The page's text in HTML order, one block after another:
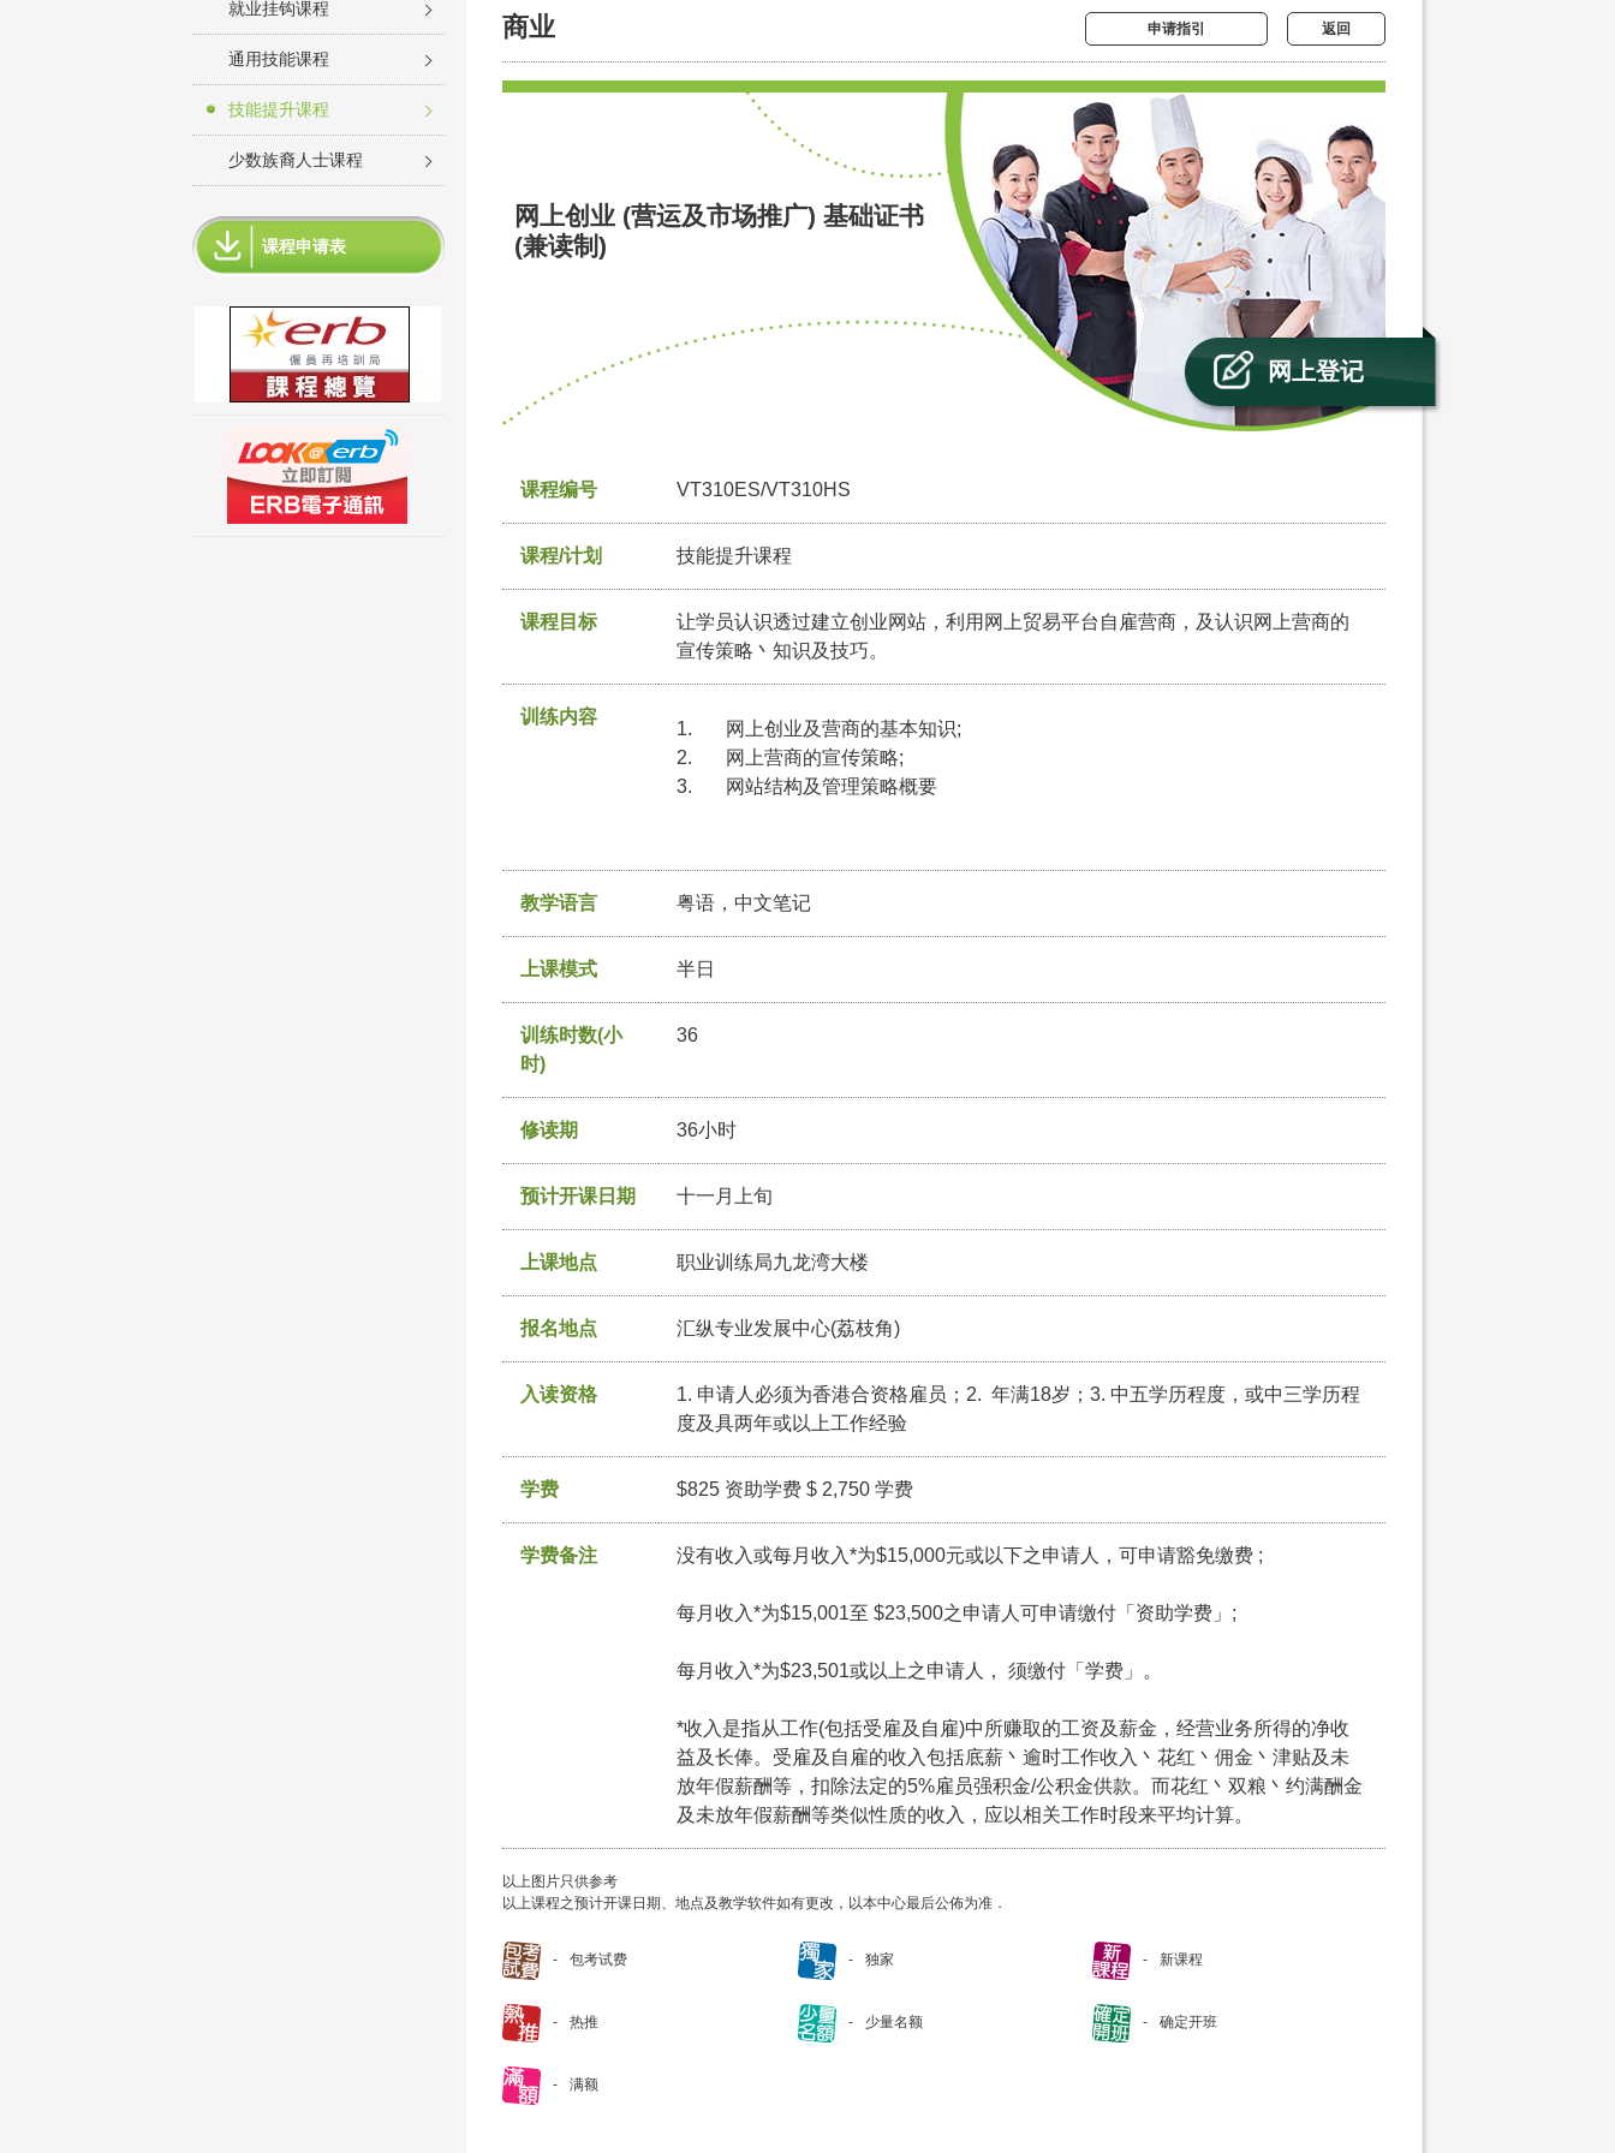
就业挂钩课程
通用技能课程
技能提升课程
少数族裔人士课程
课程申请表
商业 申请指引 返回
网上创业 (营运及市场推广) 基础证书
(兼读制)
网上登记
课程编号 VT310ES/VT310HS
课程/计划 技能提升课程
课程目标
让学员认识透过建立创业网站，利用网上贸易平台自雇营商，及认识网上营商的
宣传策略丶知识及技巧。
训练内容
1. 网上创业及营商的基本知识;
2. 网上营商的宣传策略;
3. 网站结构及管理策略概要
教学语言 粤语，中文笔记
上课模式 半日
训练时数(小
时)
36
修读期 36小时
预计开课日期 十一月上旬
上课地点 职业训练局九龙湾大楼
报名地点 汇纵专业发展中心(荔枝角)
入读资格
1. 申请人必须为香港合资格雇员；2. 年满18岁；3. 中五学历程度，或中三学历程
度及具两年或以上工作经验
学费 $825 资助学费 $ 2,750 学费
学费备注 没有收入或每月收入*为$15,000元或以下之申请人，可申请豁免缴费 ;
每月收入*为$15,001至 $23,500之申请人可申请缴付「资助学费」;
每月收入*为$23,501或以上之申请人， 须缴付「学费」。
*收入是指从工作(包括受雇及自雇)中所赚取的工资及薪金，经营业务所得的净收
益及长俸。受雇及自雇的收入包括底薪丶逾时工作收入丶花红丶佣金丶津贴及未
放年假薪酬等，扣除法定的5%雇员强积金/公积金供款。而花红丶双粮丶约满酬金
及未放年假薪酬等类似性质的收入，应以相关工作时段来平均计算。
以上图片只供参考
以上课程之预计开课日期、地点及教学软件如有更改，以本中心最后公佈为准．
包考试费 独家 新课程
热推 少量名额 确定开班
满额